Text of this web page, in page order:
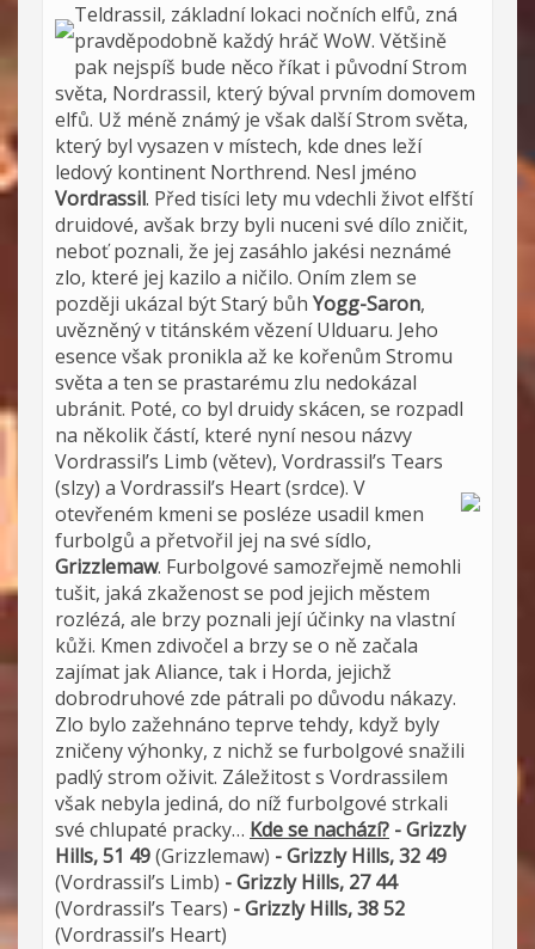
Teldrassil, základní lokaci nočních elfů, zná
pravděpodobně každý hráč WoW. Většině
pak nejspíš bude něco říkat i původní Strom
světa, Nordrassil, který býval prvním domovem
elfů. Už méně známý je však další Strom světa,
který byl vysazen v místech, kde dnes leží
ledový kontinent Northrend. Nesl jméno
Vordrassil. Před tisíci lety mu vdechli život elfští
druidové, avšak brzy byli nuceni své dílo zničit,
neboť poznali, že jej zasáhlo jakési neznámé
zlo, které jej kazilo a ničilo. Oním zlem se
později ukázal být Starý bůh Yogg-Saron,
uvězněný v titánském vězení Ulduaru. Jeho
esence však pronikla až ke kořenům Stromu
světa a ten se prastarému zlu nedokázal
ubránit. Poté, co byl druidy skácen, se rozpadl
na několik částí, které nyní nesou názvy
Vordrassil’s Limb (větev), Vordrassil’s Tears
(slzy) a Vordrassil’s Heart (srdce). V
otevřeném kmeni se posléze usadil kmen
furbolgů a přetvořil jej na své sídlo,
Grizzlemaw. Furbolgové samozřejmě nemohli
tušit, jaká zkaženost se pod jejich městem
rozlézá, ale brzy poznali její účinky na vlastní
kůži. Kmen zdivočel a brzy se o ně začala
zajímat jak Aliance, tak i Horda, jejichž
dobrodruhové zde pátrali po důvodu nákazy.
Zlo bylo zažehnáno teprve tehdy, když byly
zničeny výhonky, z nichž se furbolgové snažili
padlý strom oživit. Záležitost s Vordrassilem
však nebyla jediná, do níž furbolgové strkali
své chlupaté pracky… Kde se nachází? - Grizzly
Hills, 51 49(Grizzlemaw) - Grizzly Hills, 32 49
(Vordrassil’s Limb) - Grizzly Hills, 27 44
(Vordrassil’s Tears) - Grizzly Hills, 38 52
(Vordrassil’s Heart)